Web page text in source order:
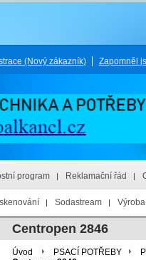
(Nový zákazník) Zapomněl
program Reklamační řád
Sodastream
Centropen 2846
Úvod PSACÍ POTŘEBY